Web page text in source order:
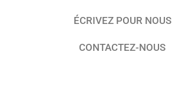
ÉCRIVEZ POUR NOUS
CONTACTEZ-NOUS